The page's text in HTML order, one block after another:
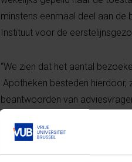
minstens eenmaal deel aan de
Instituut voor de
“We zien dat het aantal
Apotheken besteden hierdoor,
beantwoorden van
uitbraak van de coronacrisis